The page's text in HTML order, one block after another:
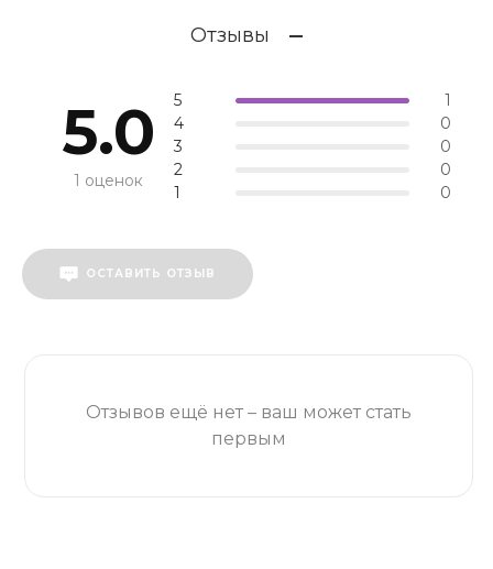
Отзывы
5.0
1 оценок
5
1
4
0
3
0
2
0
1
0
ОСТАВИТЬ ОТЗЫВ
Отзывов ещё нет – ваш может стать
первым